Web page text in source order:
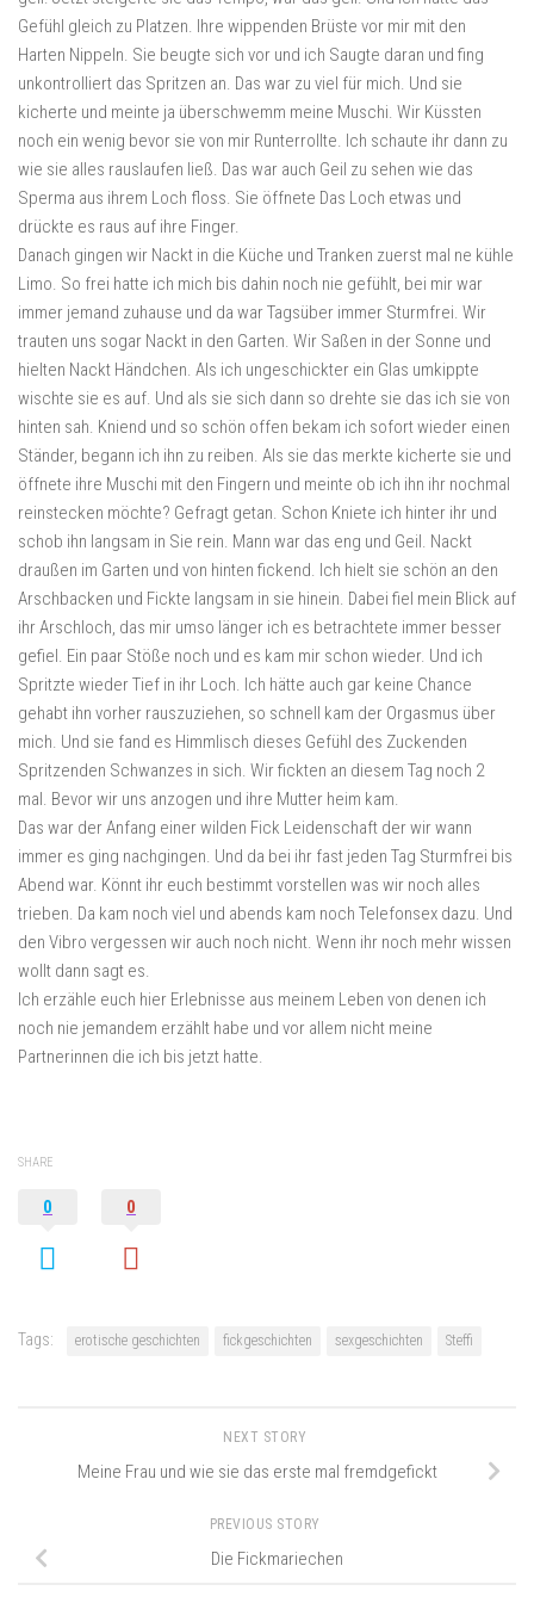
Gefühl gleich zu Platzen. Ihre wippenden Brüste vor mir mit den
Harten Nippeln. Sie beugte sich vor und ich Saugte daran und fing
unkontrolliert das Spritzen an. Das war zu viel für mich. Und sie
kicherte und meinte ja überschwemm meine Muschi. Wir Küssten
noch ein wenig bevor sie von mir Runterrollte. Ich schaute ihr dann zu
wie sie alles rauslaufen ließ. Das war auch Geil zu sehen wie das
Sperma aus ihrem Loch floss. Sie öffnete Das Loch etwas und
drückte es raus auf ihre Finger.
Danach gingen wir Nackt in die Küche und Tranken zuerst mal ne kühle
Limo. So frei hatte ich mich bis dahin noch nie gefühlt, bei mir war
immer jemand zuhause und da war Tagsüber immer Sturmfrei. Wir
trauten uns sogar Nackt in den Garten. Wir Saßen in der Sonne und
hielten Nackt Händchen. Als ich ungeschickter ein Glas umkippte
wischte sie es auf. Und als sie sich dann so drehte sie das ich sie von
hinten sah. Kniend und so schön offen bekam ich sofort wieder einen
Ständer, begann ich ihn zu reiben. Als sie das merkte kicherte sie und
öffnete ihre Muschi mit den Fingern und meinte ob ich ihn ihr nochmal
reinstecken möchte? Gefragt getan. Schon Kniete ich hinter ihr und
schob ihn langsam in Sie rein. Mann war das eng und Geil. Nackt
draußen im Garten und von hinten fickend. Ich hielt sie schön an den
Arschbacken und Fickte langsam in sie hinein. Dabei fiel mein Blick auf
ihr Arschloch, das mir umso länger ich es betrachtete immer besser
gefiel. Ein paar Stöße noch und es kam mir schon wieder. Und ich
Spritzte wieder Tief in ihr Loch. Ich hätte auch gar keine Chance
gehabt ihn vorher rauszuziehen, so schnell kam der Orgasmus über
mich. Und sie fand es Himmlisch dieses Gefühl des Zuckenden
Spritzenden Schwanzes in sich. Wir fickten an diesem Tag noch 2
mal. Bevor wir uns anzogen und ihre Mutter heim kam.
Das war der Anfang einer wilden Fick Leidenschaft der wir wann
immer es ging nachgingen. Und da bei ihr fast jeden Tag Sturmfrei bis
Abend war. Könnt ihr euch bestimmt vorstellen was wir noch alles
trieben. Da kam noch viel und abends kam noch Telefonsex dazu. Und
den Vibro vergessen wir auch noch nicht. Wenn ihr noch mehr wissen
wollt dann sagt es.
Ich erzähle euch hier Erlebnisse aus meinem Leben von denen ich
noch nie jemandem erzählt habe und vor allem nicht meine
Partnerinnen die ich bis jetzt hatte.
SHARE
0 0
Tags: erotische geschichten fickgeschichten sexgeschichten Steffi
NEXT STORY
Meine Frau und wie sie das erste mal fremdgefickt
PREVIOUS STORY
Die Fickmariechen